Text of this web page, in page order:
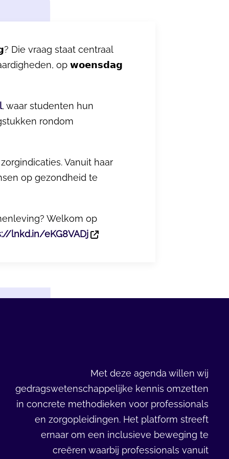
vraag staat centraal
op 𝘄𝗼𝗲𝗻𝘀𝗱𝗮𝗴
, waar studenten hun
rondom
Vanuit haar
op gezondheid te
Welkom op
lnkd.in/eKG8VADj
Met deze agenda willen wij
gedragswetenschappelijke kennis omzetten
in concrete methodieken voor professionals
en zorgopleidingen. Het platform streeft
ernaar om een inclusieve beweging te
creëren waarbij professionals vanuit